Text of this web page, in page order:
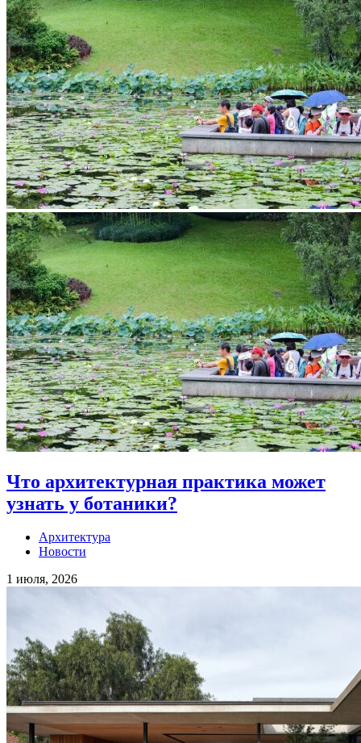
Что архитектурная практика может
узнать у ботаники?
Архитектура
Новости
1 июля, 2026